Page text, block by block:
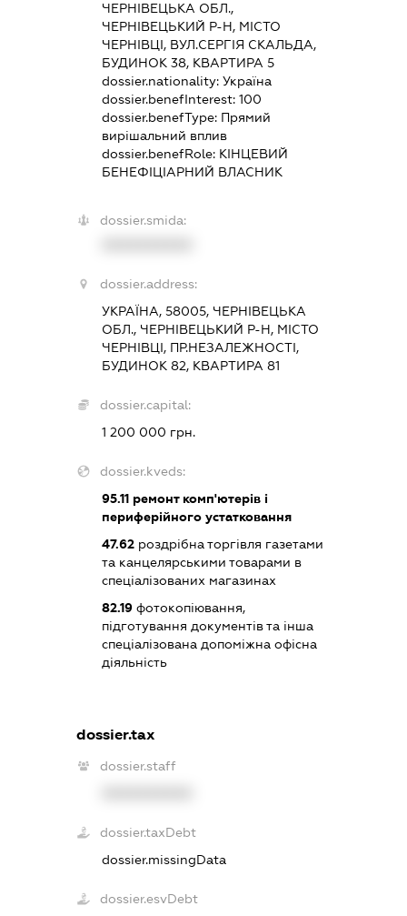
ЧЕРНІВЕЦЬКА ОБЛ.,
ЧЕРНІВЕЦЬКИЙ Р-Н, МІСТО
ЧЕРНІВЦІ, ВУЛ.СЕРГІЯ СКАЛЬДА,
БУДИНОК 38, КВАРТИРА 5
dossier.nationality:Україна
dossier.benefInterest:100
dossier.benefType: Прямий
вирішальний вплив
dossier.benefRole: КІНЦЕВИЙ
БЕНЕФІЦІАРНИЙ ВЛАСНИК
dossier.smida:
dossier.address:
УКРАЇНА, 58005, ЧЕРНІВЕЦЬКА
ОБЛ., ЧЕРНІВЕЦЬКИЙ Р-Н, МІСТО
ЧЕРНІВЦІ, ПР.НЕЗАЛЕЖНОСТІ,
БУДИНОК 82, КВАРТИРА 81
dossier.capital:
1 200 000 грн.
dossier.kveds:
95.11 ремонт комп'ютерів і
периферійного устатковання
47.62 роздрібна торгівля газетами
та канцелярськими товарами в
спеціалізованих магазинах
82.19 фотокопіювання,
підготування документів та інша
спеціалізована допоміжна офісна
діяльність
dossier.tax
dossier.staff
dossier.taxDebt
dossier.missingData
dossier.esvDebt